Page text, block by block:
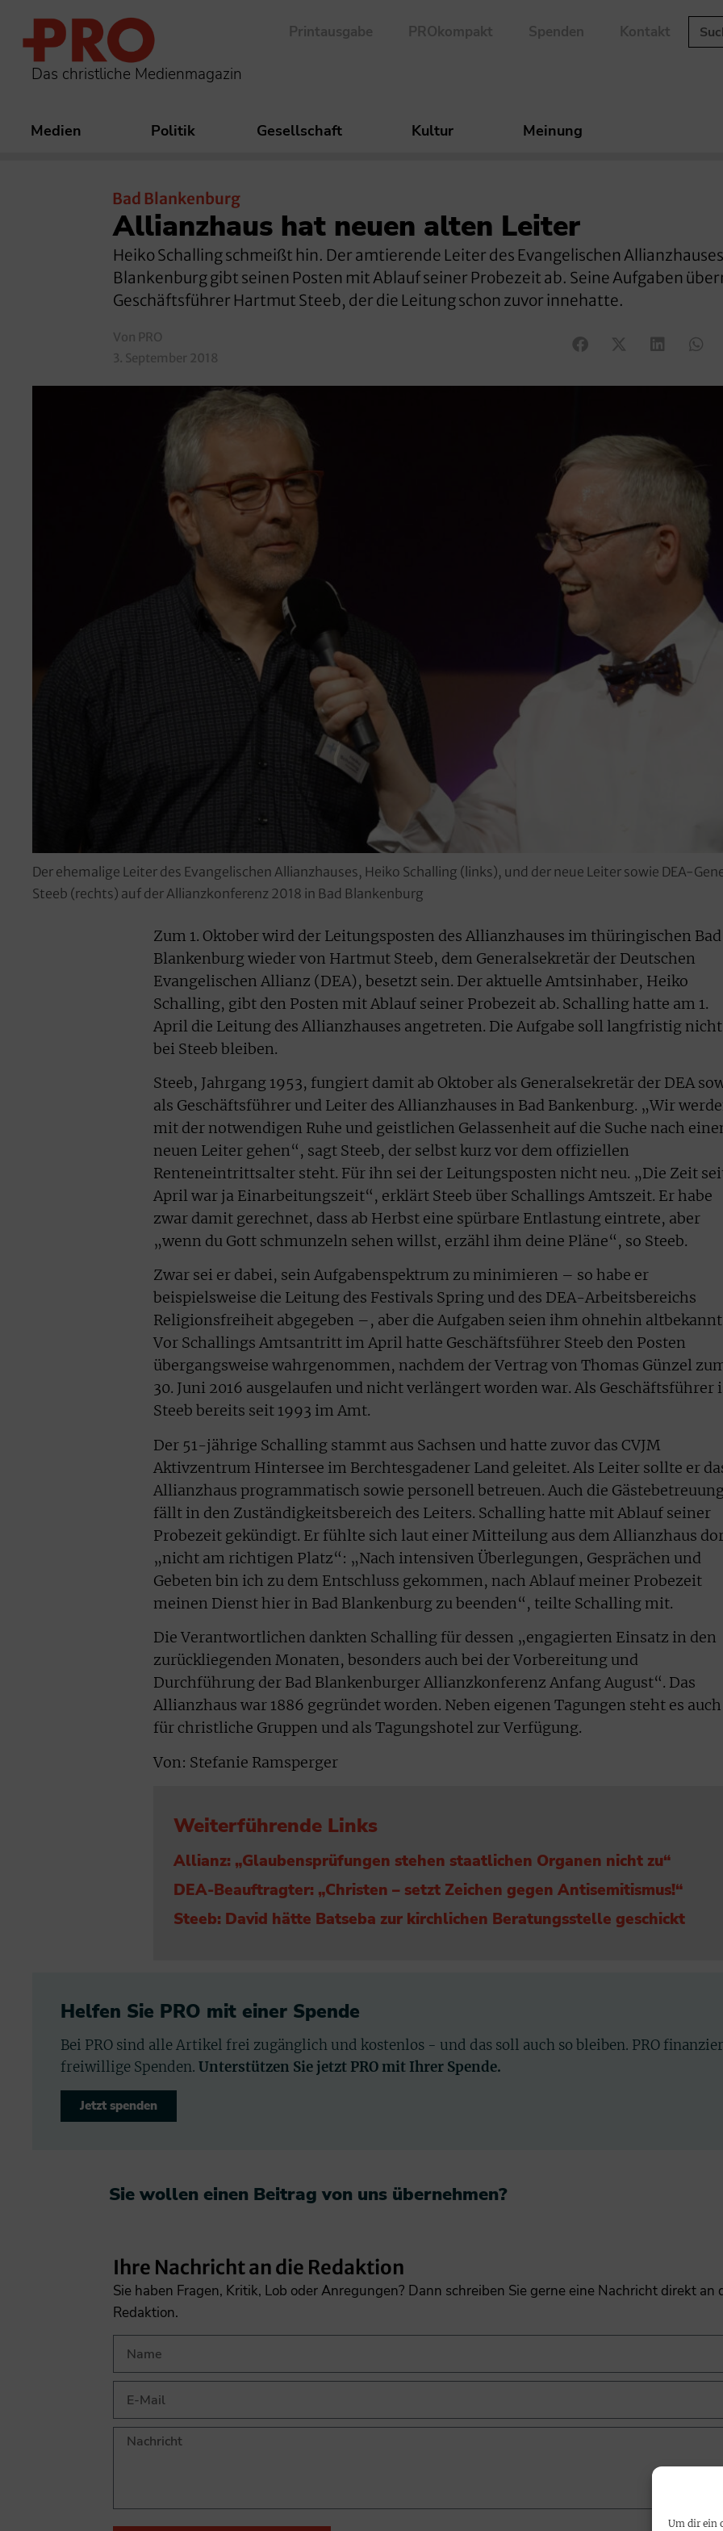
Um dir ein
Das christliche Medienmagazin
Printausgabe PROkompakt Spenden Kontakt
Medien Politik Gesellschaft Kultur Meinung
Bad Blankenburg
Allianzhaus hat neuen alten Leiter
Heiko Schalling schmeißt hin. Der amtierende Leiter des Evangelischen
Blankenburg gibt seinen Posten mit Ablauf seiner Probezeit ab. Seine Aufgaben
Geschäftsführer Hartmut Steeb, der die Leitung schon zuvor innehatte.
Von PRO
3. September 2018
Der ehemalige Leiter des Evangelischen Allianzhauses, Heiko Schalling (links), und der neue Leiter sowie DEA-
Steeb (rechts) auf der Allianzkonferenz 2018 in Bad Blankenburg
Zum 1. Oktober wird der Leitungsposten des Allianzhauses im thüringischen Bad
Blankenburg wieder von Hartmut Steeb, dem Generalsekretär der Deutschen
Evangelischen Allianz (DEA), besetzt sein. Der aktuelle Amtsinhaber, Heiko
Schalling, gibt den Posten mit Ablauf seiner Probezeit ab. Schalling hatte am 1.
April die Leitung des Allianzhauses angetreten. Die Aufgabe soll langfristig nicht
bei Steeb bleiben.
Steeb, Jahrgang 1953, fungiert damit ab Oktober als Generalsekretär der DEA
als Geschäftsführer und Leiter des Allianzhauses in Bad Bankenburg. „Wir
mit der notwendigen Ruhe und geistlichen Gelassenheit auf die Suche nach
neuen Leiter gehen“, sagt Steeb, der selbst kurz vor dem offiziellen
Renteneintrittsalter steht. Für ihn sei der Leitungsposten nicht neu. „Die Zeit
April war ja Einarbeitungszeit“, erklärt Steeb über Schallings Amtszeit. Er habe
zwar damit gerechnet, dass ab Herbst eine spürbare Entlastung eintrete, aber
„wenn du Gott schmunzeln sehen willst, erzähl ihm deine Pläne“, so Steeb.
Zwar sei er dabei, sein Aufgabenspektrum zu minimieren – so habe er
beispielsweise die Leitung des Festivals Spring und des DEA-Arbeitsbereichs
Religionsfreiheit abgegeben –, aber die Aufgaben seien ihm ohnehin
Vor Schallings Amtsantritt im April hatte Geschäftsführer Steeb den Posten
übergangsweise wahrgenommen, nachdem der Vertrag von Thomas Günzel
30. Juni 2016 ausgelaufen und nicht verlängert worden war. Als Geschäftsführer
Steeb bereits seit 1993 im Amt.
Der 51-jährige Schalling stammt aus Sachsen und hatte zuvor das CVJM
Aktivzentrum Hintersee im Berchtesgadener Land geleitet. Als Leiter sollte er
Allianzhaus programmatisch sowie personell betreuen. Auch die
fällt in den Zuständigkeitsbereich des Leiters. Schalling hatte mit Ablauf seiner
Probezeit gekündigt. Er fühlte sich laut einer Mitteilung aus dem Allianzhaus
„nicht am richtigen Platz“: „Nach intensiven Überlegungen, Gesprächen und
Gebeten bin ich zu dem Entschluss gekommen, nach Ablauf meiner Probezeit
meinen Dienst hier in Bad Blankenburg zu beenden“, teilte Schalling mit.
Die Verantwortlichen dankten Schalling für dessen „engagierten Einsatz in den
zurückliegenden Monaten, besonders auch bei der Vorbereitung und
Durchführung der Bad Blankenburger Allianzkonferenz Anfang August“. Das
Allianzhaus war 1886 gegründet worden. Neben eigenen Tagungen steht es auch
für christliche Gruppen und als Tagungshotel zur Verfügung.
Von: Stefanie Ramsperger
Weiterführende Links
Allianz: „Glaubensprüfungen stehen staatlichen Organen nicht zu“
DEA-Beauftragter: „Christen – setzt Zeichen gegen Antisemitismus!“
Steeb: David hätte Batseba zur kirchlichen Beratungsstelle geschickt
Helfen Sie PRO mit einer Spende
Bei PRO sind alle Artikel frei zugänglich und kostenlos - und das soll auch so bleiben. PRO
freiwillige Spenden. Unterstützen Sie jetzt PRO mit Ihrer Spende.
Jetzt spenden
Sie wollen einen Beitrag von uns übernehmen?​
Ihre Nachricht an die Redaktion
Sie haben Fragen, Kritik, Lob oder Anregungen? Dann schreiben Sie gerne eine Nachricht direkt an
Redaktion.